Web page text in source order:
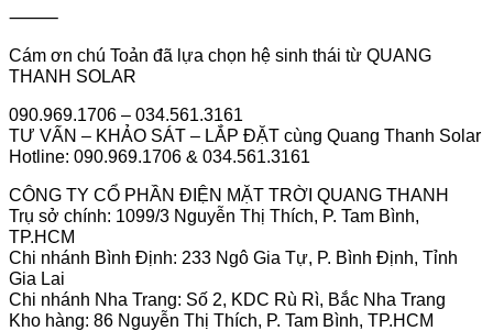
⸻
Cám ơn chú Toản đã lựa chọn hệ sinh thái từ QUANG
THANH SOLAR
090.969.1706 – 034.561.3161
TƯ VẤN – KHẢO SÁT – LẮP ĐẶT cùng Quang Thanh Solar
Hotline: 090.969.1706 & 034.561.3161
CÔNG TY CỔ PHẦN ĐIỆN MẶT TRỜI QUANG THANH
Trụ sở chính: 1099/3 Nguyễn Thị Thích, P. Tam Bình,
TP.HCM
Chi nhánh Bình Định: 233 Ngô Gia Tự, P. Bình Định, Tỉnh
Gia Lai
Chi nhánh Nha Trang: Số 2, KDC Rù Rì, Bắc Nha Trang
Kho hàng: 86 Nguyễn Thị Thích, P. Tam Bình, TP.HCM